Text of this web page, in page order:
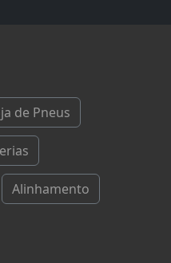
de Pneus
Alinhamento